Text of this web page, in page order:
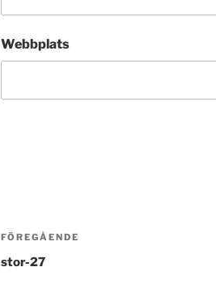
Webbplats
Inläggsnavigering
Föregående
inlägg
FÖREGÅENDE
stor-27